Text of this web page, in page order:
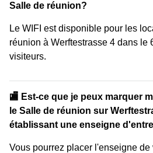
Salle de réunion?
Le WIFI est disponible pour les
réunion à Werftestrasse 4 dans le
visiteurs.
🏬 Est-ce que je peux marquer
le Salle de réunion sur
établissant une enseigne
Vous pourrez placer l'enseigne